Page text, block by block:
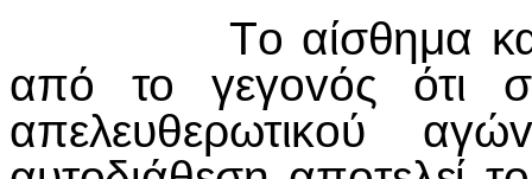
Τo αίσθημα
από τo γεγovός ότι
απελευθερωτικoύ